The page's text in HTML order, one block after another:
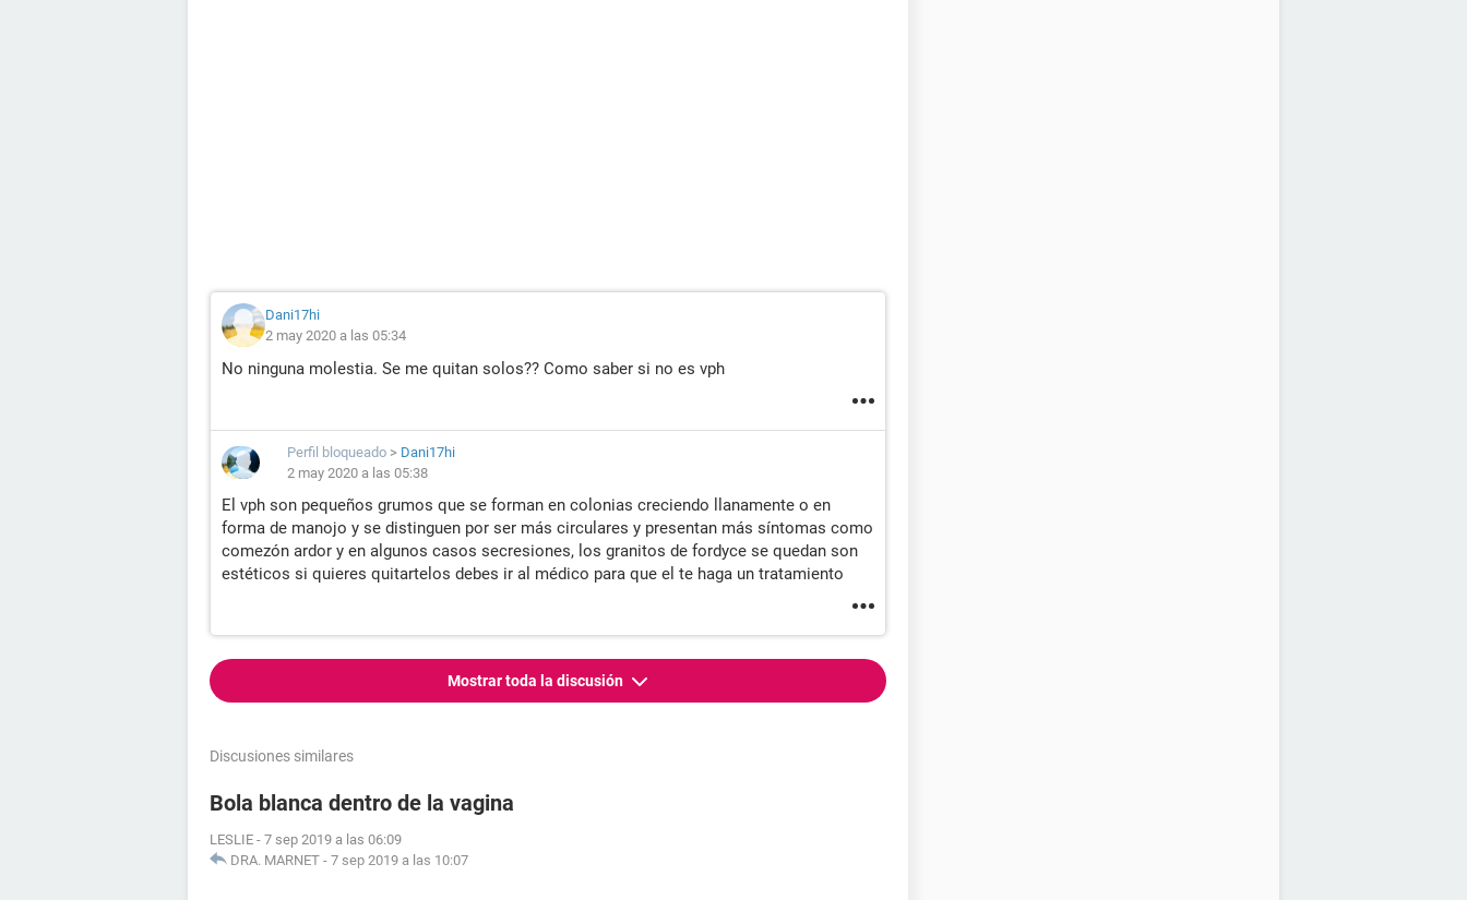
Dani17hi
2 may 2020 a las 05:34
No ninguna molestia. Se me quitan solos?? Como saber si no es vph
Perfil bloqueado > Dani17hi
2 may 2020 a las 05:38
El vph son pequeños grumos que se forman en colonias creciendo llanamente o en
forma de manojo y se distinguen por ser más circulares y presentan más síntomas como
comezón ardor y en algunos casos secresiones, los granitos de fordyce se quedan son
estéticos si quieres quitartelos debes ir al médico para que el te haga un tratamiento
Mostrar toda la discusión
Discusiones similares
Bola blanca dentro de la vagina
LESLIE - 7 sep 2019 a las 06:09
DRA. MARNET - 7 sep 2019 a las 10:07